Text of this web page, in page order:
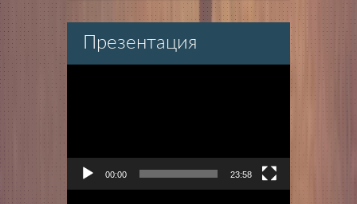
Презентация
00:00 23:58